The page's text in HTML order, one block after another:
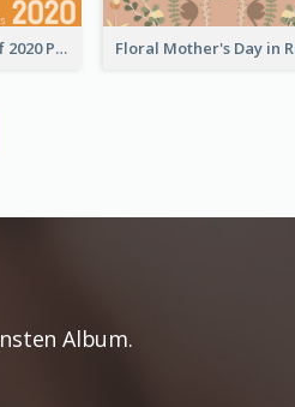
Special Moments Of 2020 Photo Book
Album.